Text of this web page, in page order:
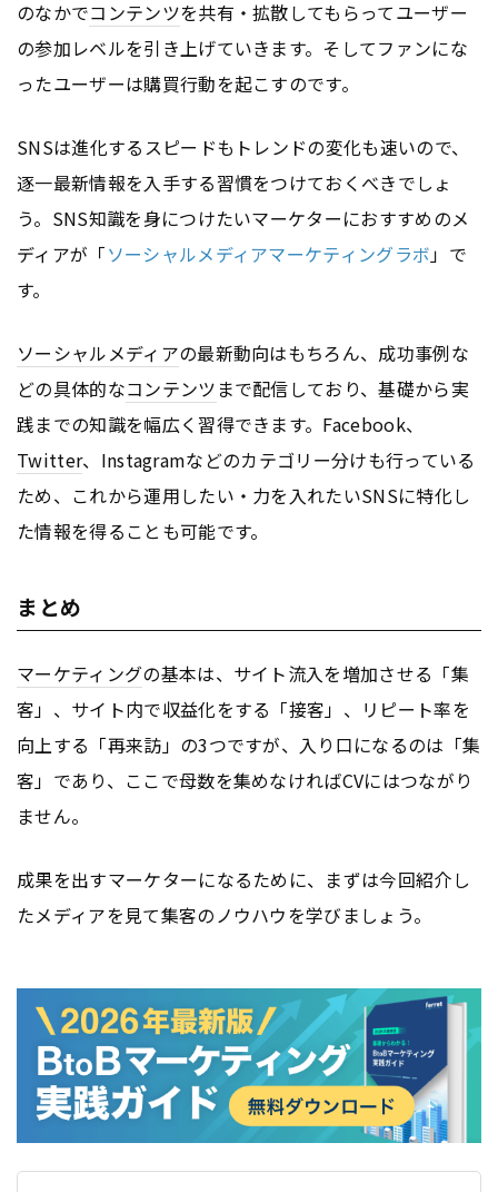
のなかでコンテンツを共有・拡散してもらってユーザー
の参加レベルを引き上げていきます。そしてファンにな
ったユーザーは購買行動を起こすのです。
SNSは進化するスピードもトレンドの変化も速いので、
逐一最新情報を入手する習慣をつけておくべきでしょ
う。SNS知識を身につけたいマーケターにおすすめのメ
ディアが「ソーシャルメディアマーケティングラボ」で
す。
ソーシャルメディアの最新動向はもちろん、成功事例な
どの具体的なコンテンツ まで配信しており、基礎から実
践までの知識を幅広く習得できます。Facebook、
Twitter、Instagramなどのカテゴリー分けも行っている
ため、これから運用したい・力を入れたいSNSに特化し
た情報を得ることも可能です。
まとめ
マーケティングの基本は、サイト流入を増加させる「集
客」、サイト内で収益化をする「接客」、リピート率を
向上する「再来訪」の3つですが、入り口になるのは「集
客」であり、ここで母数を集めなければCVにはつながり
ません。
成果を出すマーケターになるために、まずは今回紹介し
たメディアを見て集客のノウハウを学びましょう。